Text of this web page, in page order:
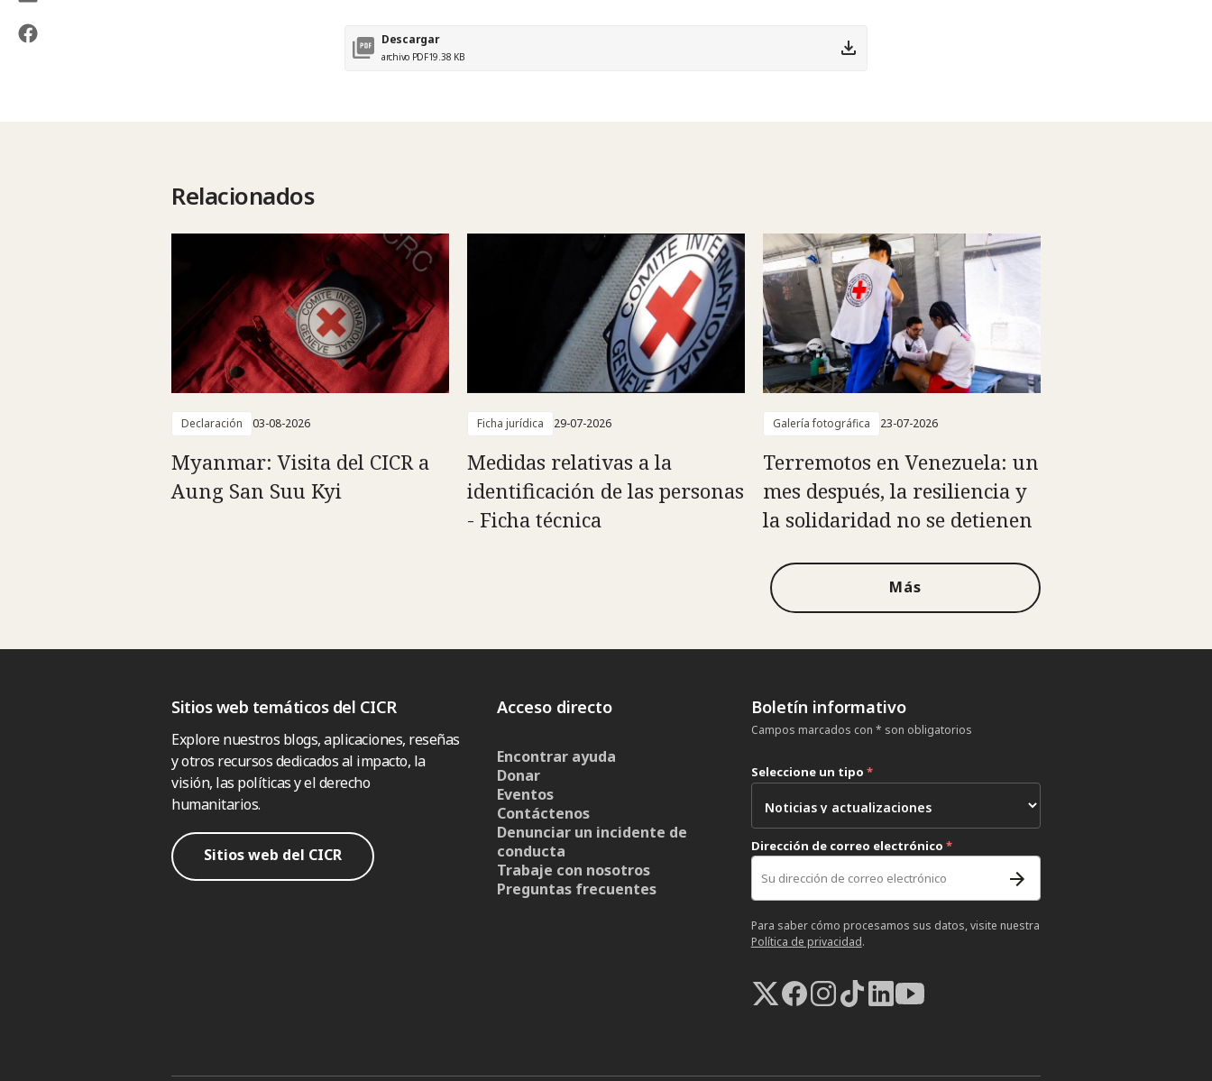
Descargar
archivo PDF19.38 KB
Relacionados
Declaración 03-08-2026
Myanmar: Visita del CICR a
Aung San Suu Kyi
Ficha jurídica 29-07-2026
Medidas relativas a la
identificación de las personas
- Ficha técnica
Galería fotográfica 23-07-2026
Terremotos en Venezuela: un
mes después, la resiliencia y
la solidaridad no se detienen
Más
Sitios web temáticos del CICR
Explore nuestros blogs, aplicaciones, reseñas
y otros recursos dedicados al impacto, la
visión, las políticas y el derecho
humanitarios.
Sitios web del CICR
Acceso directo
Encontrar ayuda
Donar
Eventos
Contáctenos
Denunciar un incidente de
conducta
Trabaje con nosotros
Preguntas frecuentes
Boletín informativo
Campos marcados con * son obligatorios
Seleccione un tipo *
Dirección de correo electrónico *
Para saber cómo procesamos sus datos, visite nuestra
Política de privacidad.